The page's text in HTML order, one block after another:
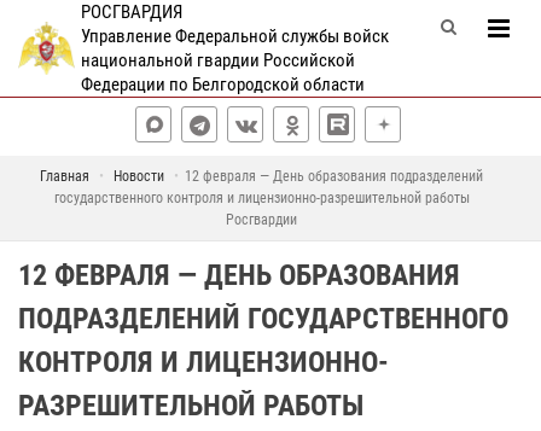
РОСГВАРДИЯ
Управление Федеральной службы войск
национальной гвардии Российской
Федерации по Белгородской области
Главная Новости
12 февраля — День образования подразделений
государственного контроля и лицензионно-разрешительной работы
Росгвардии
12 ФЕВРАЛЯ — ДЕНЬ ОБРАЗОВАНИЯ
ПОДРАЗДЕЛЕНИЙ ГОСУДАРСТВЕННОГО
КОНТРОЛЯ И ЛИЦЕНЗИОННО-
РАЗРЕШИТЕЛЬНОЙ РАБОТЫ